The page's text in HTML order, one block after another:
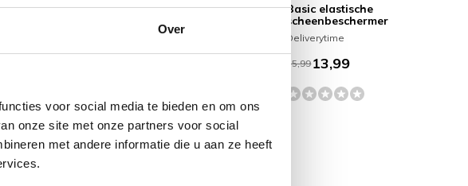
Over
voor social media te bieden en om ons
onze site met onze partners voor social
met andere informatie die u aan ze heeft
Scheenbeschermers
Afneembare Scheen-
Basic elastische
scheenbeschermer
Deliverytime
15,9913,99